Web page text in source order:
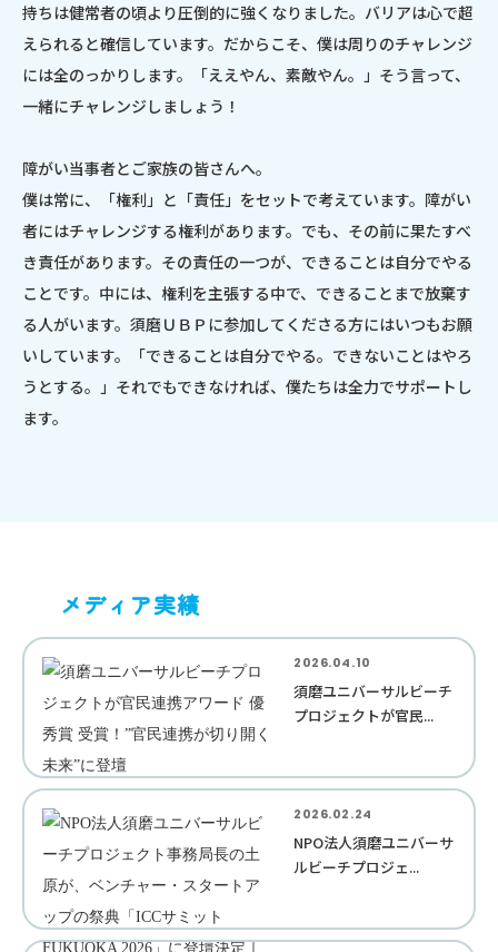
持ちは健常者の頃より圧倒的に強くなりました。 バリアは心で超
えられると確信しています。 だからこそ、僕は周りのチャレンジ
には全のっかりします。
「ええやん、素敵やん。」そう言って、
一緒にチャレンジしましょう！
障がい当事者とご家族の皆さんへ。
僕は常に、「権利」と「責任」をセットで考えています。 障がい
者にはチャレンジする権利があります。 でも、その前に果たすべ
き責任があります。 その責任の一つが、できることは自分でやる
ことです。 中には、権利を主張する中で、できることまで放棄す
る人がいます。 須磨ＵＢＰに参加してくださる方にはいつもお願
いしています。
「できることは自分でやる。できないことはやろ
うとする。」 それでもできなければ、僕たちは全力でサポートし
ます。
メディア実績
2026.04.10
須磨ユニバーサルビーチ
プロジェクトが官民...
2026.02.24
NPO法人須磨ユニバーサ
ルビーチプロジェ...